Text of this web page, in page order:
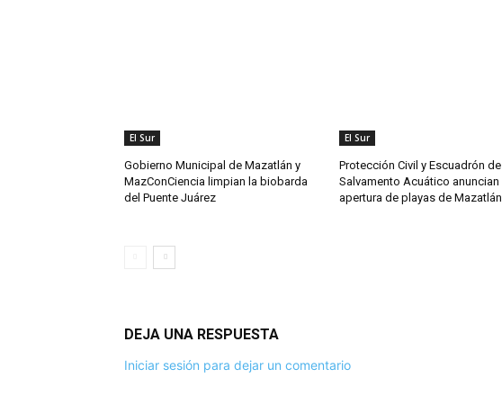
El Sur
Gobierno Municipal de Mazatlán y
MazConCiencia limpian la biobarda
del Puente Juárez
El Sur
Protección Civil y Escuadrón de
Salvamento Acuático anuncian
apertura de playas de Mazatlán
DEJA UNA RESPUESTA
Iniciar sesión para dejar un comentario